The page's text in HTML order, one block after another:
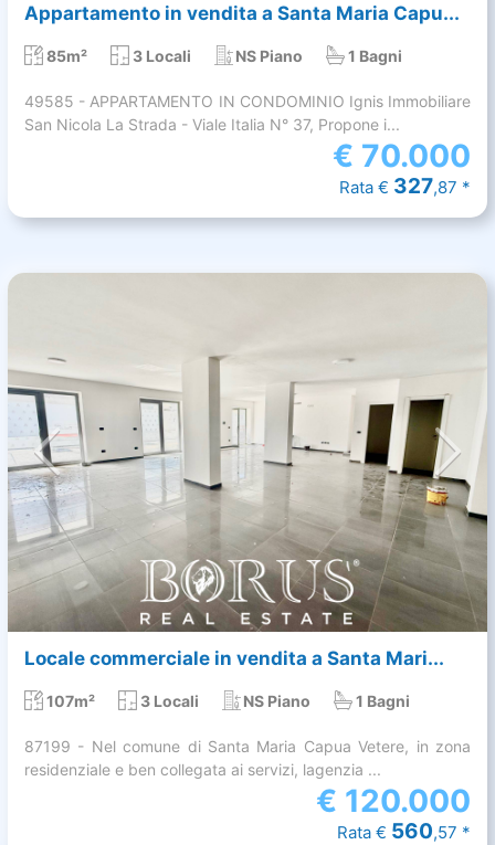
Appartamento in vendita a Santa Maria Capu...
85m² 3 Locali NS Piano 1 Bagni
49585 - APPARTAMENTO IN CONDOMINIO Ignis Immobiliare
San Nicola La Strada - Viale Italia N° 37, Propone i...
€ 70.000
Rata € 327,87 *
Locale commerciale in vendita a Santa Mari...
107m² 3 Locali NS Piano 1 Bagni
87199 - Nel comune di Santa Maria Capua Vetere, in zona
residenziale e ben collegata ai servizi, lagenzia ...
€ 120.000
Rata € 560,57 *